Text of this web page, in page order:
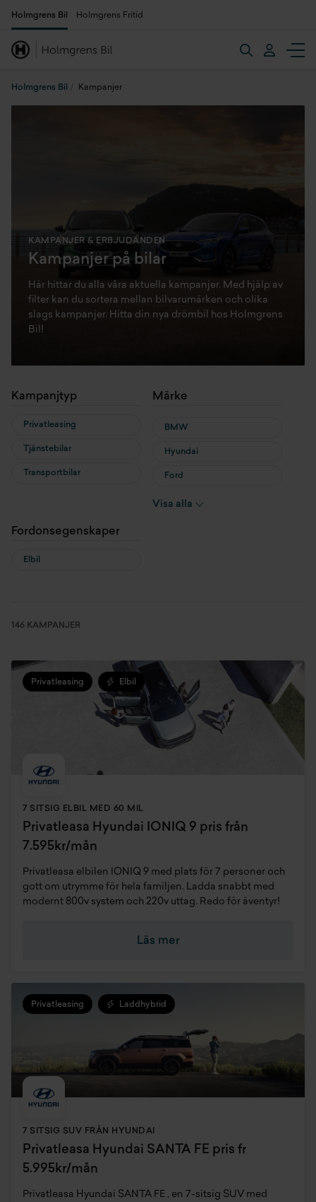
Holmgrens Bil Holmgrens Fritid
Holmgrens Bil Kampanjer
KAMPANJER & ERBJUDANDEN
Kampanjer på bilar
Här hittar du alla våra aktuella kampanjer. Med hjälp av
filter kan du sortera mellan bilvarumärken och olika
slags kampanjer. Hitta din nya drömbil hos Holmgrens
Bil!
Kampanjtyp
Privatleasing
Tjänstebilar
Transportbilar
Märke
BMW
Hyundai
Ford
Nissan
Visa alla
Fordonsegenskaper
Elbil
146 KAMPANJER
Privatleasing Elbil
7 SITSIG ELBIL MED 60 MIL
Privatleasa Hyundai IONIQ 9 pris från
7.595kr/mån
Privatleasa elbilen IONIQ 9 med plats för 7 personer och
gott om utrymme för hela familjen. Ladda snabbt med
modernt 800v system och 220v uttag. Redo för äventyr!
Läs mer
Privatleasing Laddhybrid
7 SITSIG SUV FRÅN HYUNDAI
Privatleasa Hyundai SANTA FE pris fr
5.995kr/mån
Privatleasa Hyundai SANTA FE , en 7-sitsig SUV med